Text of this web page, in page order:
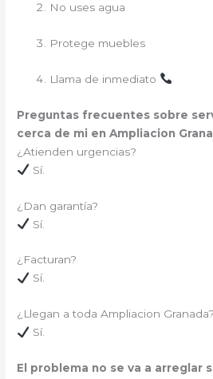
No uses agua
Protege muebles
Llama de inmediato
Preguntas frecuentes sobre
cerca de mi en Ampliacion
¿Atienden urgencias?
Sí.
¿Dan garantía?
Sí.
¿Facturan?
Sí.
¿Llegan a toda Ampliacion Granada?
Sí.
El problema no se va a arreglar